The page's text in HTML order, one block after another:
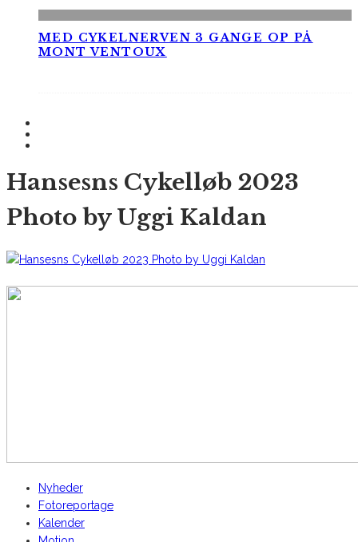
MED CYKELNERVEN 3 GANGE OP PÅ
MONT VENTOUX
Hansesns Cykelløb 2023
Photo by Uggi Kaldan
Nyheder
Fotoreportage
Kalender